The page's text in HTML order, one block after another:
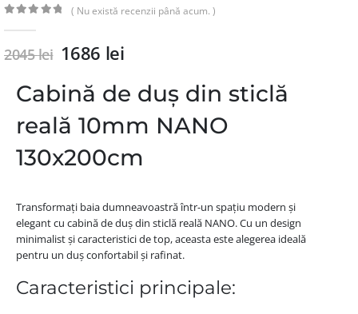
( Nu există recenzii până acum. )
2045lei 1686 lei
Cabină de duș din sticlă
reală 10mm NANO
130x200cm
Transformați baia dumneavoastră într-un spațiu modern și
elegant cu cabină de duș din sticlă reală NANO. Cu un design
minimalist și caracteristici de top, aceasta este alegerea ideală
pentru un duș confortabil și rafinat.
Caracteristici principale: